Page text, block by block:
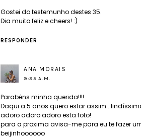
Gostei do testemunho destes 35.
Dia muito feliz e cheers! :)
RESPONDER
ANA MORAIS
9:35 A.M.
Parabéns minha querida!!!!
Daqui a 5 anos quero estar
adoro adoro adoro esta foto!
para a proxima avisa-me para eu te fazer
beijinhoooooo